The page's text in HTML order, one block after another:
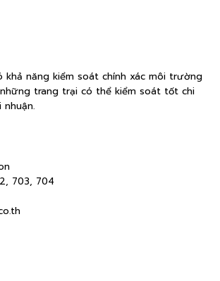
khả năng kiểm soát chính xác môi trường
trang trại có thể kiểm soát tốt chi
703, 704